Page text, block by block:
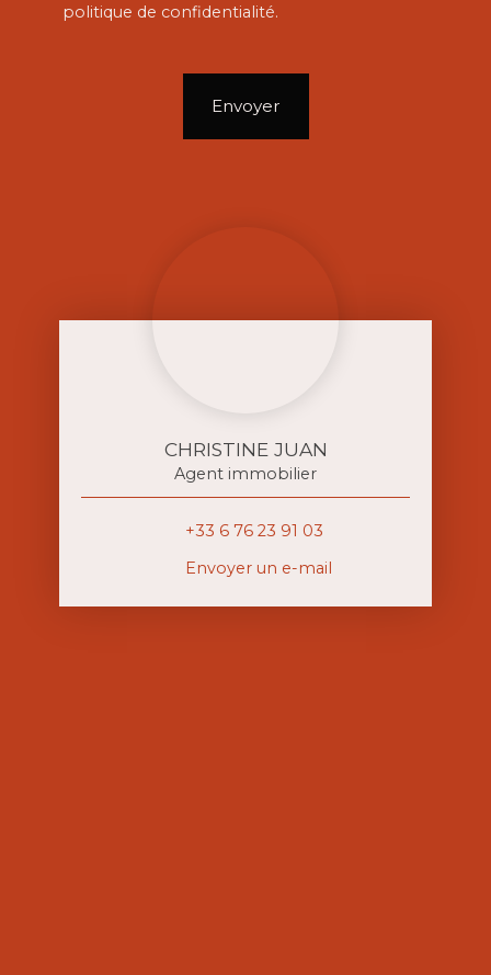
politique de confidentialité.
Envoyer
CHRISTINE JUAN
Agent immobilier
+33 6 76 23 91 03
Envoyer un e-mail